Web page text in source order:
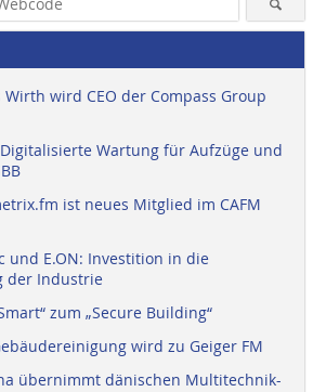
Wirth wird CEO der Compass Group
Wartung für Aufzüge und
ist neues Mitglied im CAFM
und E.ON: Investition in die
der Industrie
zum „Secure Building“
wird zu Geiger FM
übernimmt dänischen Multitechnik-